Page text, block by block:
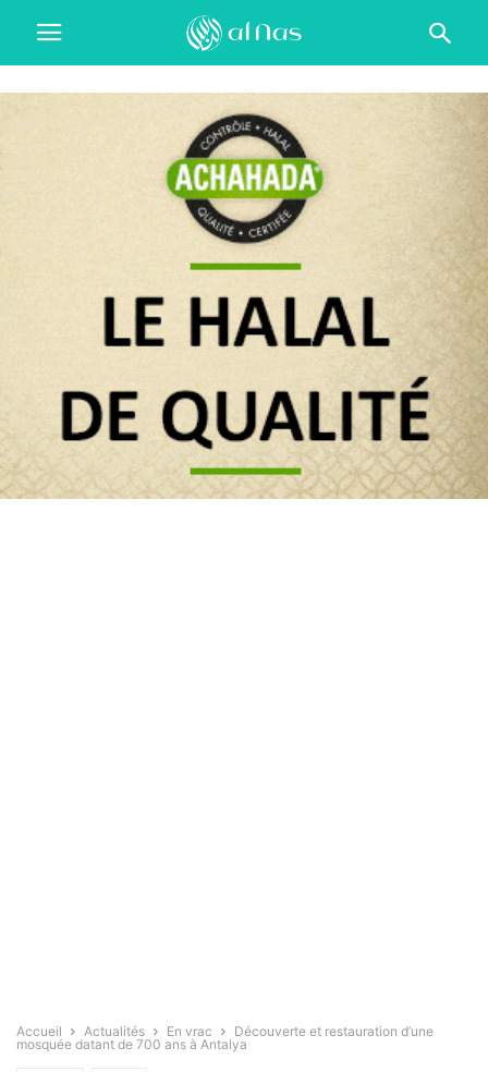
Accueil Actualités En vrac
Découverte et restauration d’une
mosquée datant de 700 ans à Antalya